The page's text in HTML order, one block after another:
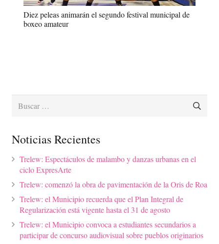
Diez peleas animarán el segundo festival municipal de
boxeo amateur
Buscar:
Noticias Recientes
Trelew: Espectáculos de malambo y danzas urbanas en el
ciclo ExpresArte
Trelew: comenzó la obra de pavimentación de la Oris de Roa
Trelew: el Municipio recuerda que el Plan Integral de
Regularización está vigente hasta el 31 de agosto
Trelew: el Municipio convoca a estudiantes secundarios a
participar de concurso audiovisual sobre pueblos originarios